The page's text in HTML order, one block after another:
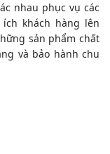
nhau phục vụ các
khách hàng lên
sản phẩm chất
và bảo hành chu